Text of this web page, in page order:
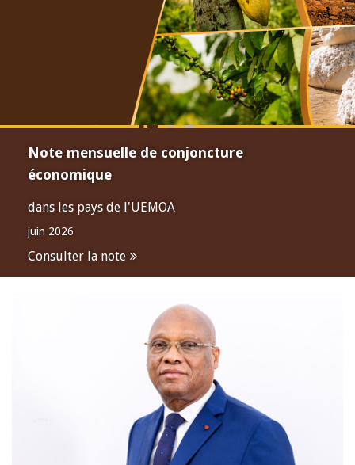
Note mensuelle de conjoncture
économique
dans les pays de l'UEMOA
juin 2026
Consulter la note